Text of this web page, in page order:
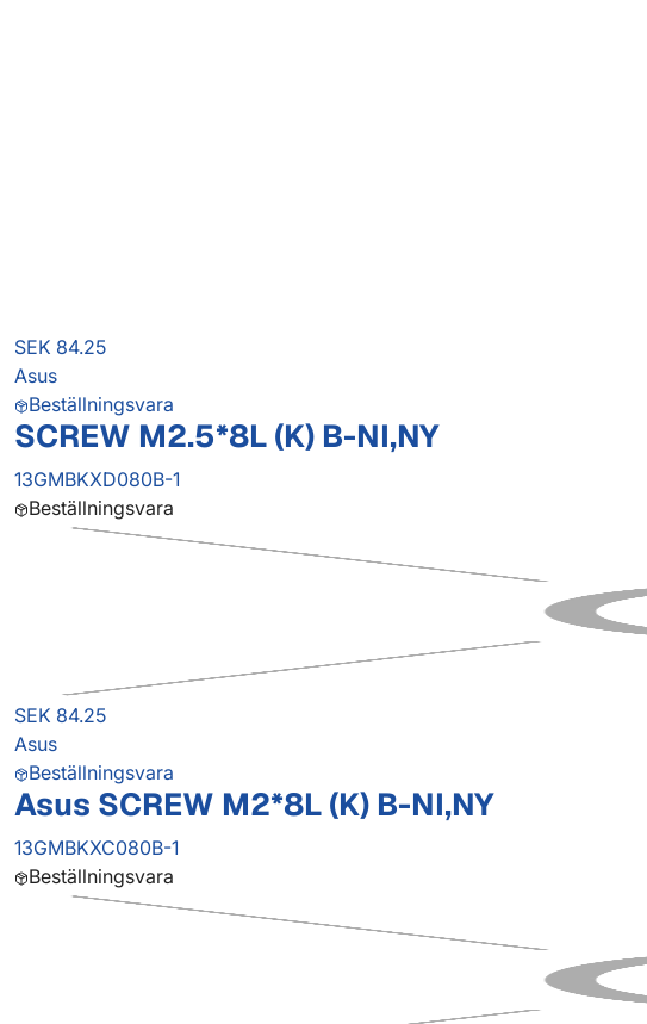
SEK 84.25
Asus
Beställningsvara
SCREW M2.5*8L (K) B-NI,NY
13GMBKXD080B-1
Beställningsvara
SEK 84.25
Asus
Beställningsvara
Asus SCREW M2*8L (K) B-NI,NY
13GMBKXC080B-1
Beställningsvara